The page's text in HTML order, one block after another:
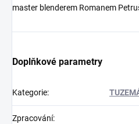
master blenderem Romanem
Doplňkové parametry
Kategorie:
Zpracování: